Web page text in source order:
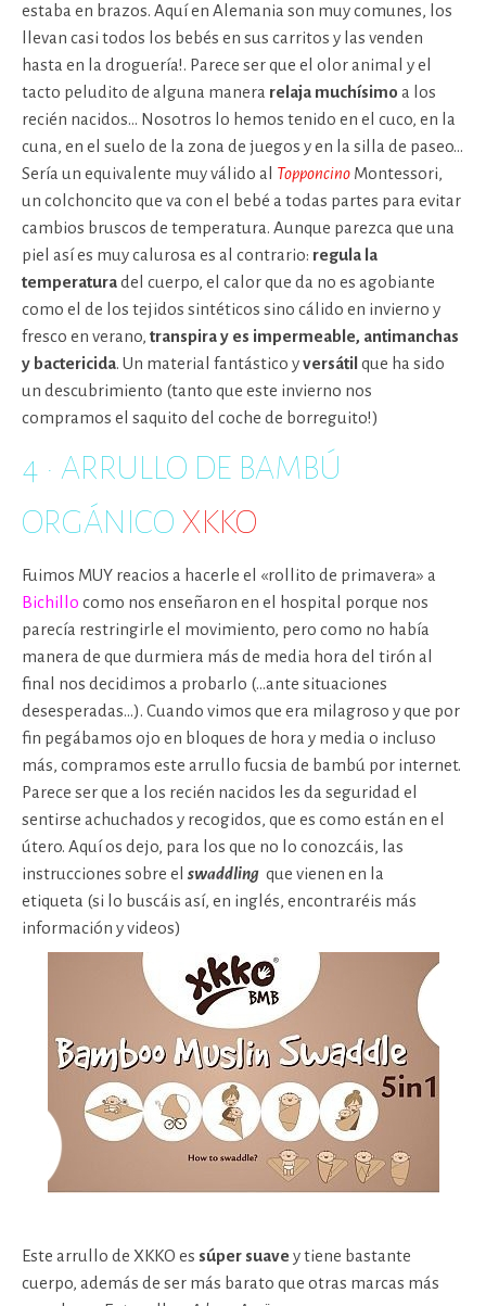
estaba en brazos. Aquí en Alemania son muy comunes, los
llevan casi todos los bebés en sus carritos y las venden
hasta en la droguería!. Parece ser que el olor animal y el
tacto peludito de alguna manera relaja muchísimo a los
recién nacidos… Nosotros lo hemos tenido en el cuco, en la
cuna, en el suelo de la zona de juegos y en la silla de paseo…
Sería un equivalente muy válido al Topponcino Montessori,
un colchoncito que va con el bebé a todas partes para evitar
cambios bruscos de temperatura. Aunque parezca que una
piel así es muy calurosa es al contrario: regula la
temperaturadel cuerpo, el calor que da no es agobiante
como el de los tejidos sintéticos sino cálido en invierno y
fresco en verano, transpira y es impermeable, antimanchas
y bactericida. Un material fantástico yversátil que ha sido
un descubrimiento (tanto que este invierno nos
compramos el saquito del coche de borreguito!)
4 · ARRULLO DE BAMBÚ
ORGÁNICO XKKO
Fuimos MUY reacios a hacerle el «rollito de primavera» a
Bichillo como nos enseñaron en el hospital porque nos
parecía restringirle el movimiento, pero como no había
manera de que durmiera más de media hora del tirón al
final nos decidimos a probarlo (…ante situaciones
desesperadas…). Cuando vimos que era milagroso y que por
fin pegábamos ojo en bloques de hora y media o incluso
más, compramos este arrullo fucsia de bambú por internet.
Parece ser que a los recién nacidos les da seguridad el
sentirse achuchados y recogidos, que es como están en el
útero. Aquí os dejo, para los que no lo conozcáis, las
instrucciones sobre el swaddling que vienen en la
etiqueta (si lo buscáis así, en inglés, encontraréis más
información y videos)
Este arrullo de XKKO es súper suave y tiene bastante
cuerpo, además de ser más barato que otras marcas más